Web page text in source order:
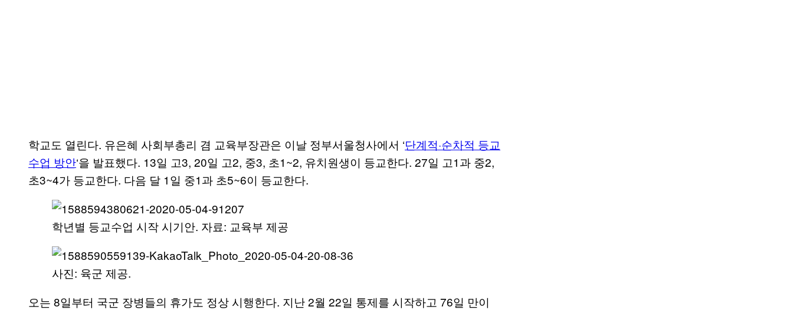
학교도 열린다. 유은혜 사회부총리 겸 교육부장관은 이날 정부서울청사에서 ‘단계적·순차적 등교
수업 방안‘을 발표했다. 13일 고3, 20일 고2, 중3, 초1~2, 유치원생이 등교한다. 27일 고1과 중2,
초3~4가 등교한다. 다음 달 1일 중1과 초5~6이 등교한다.
학년별 등교수업 시작 시기안. 자료: 교육부 제공
사진: 육군 제공.
오는 8일부터 국군 장병들의 휴가도 정상 시행한다. 지난 2월 22일 통제를 시작하고 76일 만이